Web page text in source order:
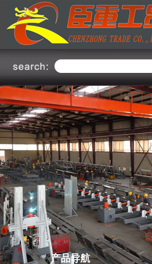
不锈钢部
不锈钢部
上海臣重不锈钢部主要经销国内
外各大钢铁厂上海克虏伯、广州
联众、宁波宝新、山西太钢、张
家港浦项、昆山大庚、宝钢集
团、台湾烨联、南非哥伦布、日
本、芬兰OUTOKUMPU、南非
Colum......了解更多
产品导航